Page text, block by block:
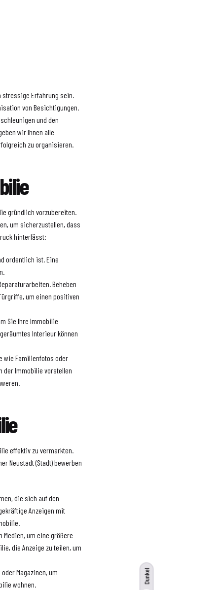
Dunkel
Erfahrung sein.
von Besichtigungen.
und den
wir Ihnen alle
zu organisieren.
gründlich vorzubereiten.
um sicherzustellen, dass
hinterlässt:
ordentlich ist. Eine
Beheben
um einen positiven
Sie Ihre Immobilie
Interieur können
wie Familienfotos oder
der Immobilie vorstellen
effektiv zu vermarkten.
Neustadt (Stadt) bewerben
die sich auf den
Anzeigen mit
Medien, um eine größere
die Anzeige zu teilen, um
Magazinen, um
wohnen.